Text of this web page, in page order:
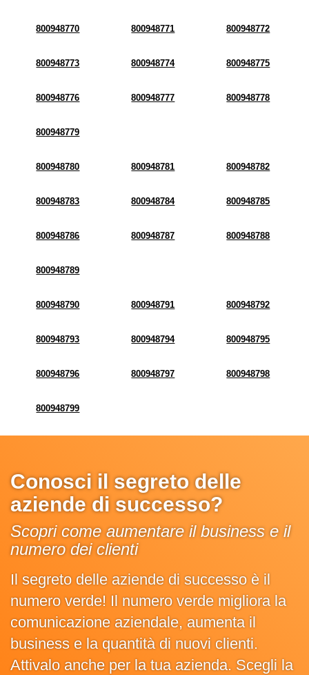
800948770 800948771 800948772
800948773 800948774 800948775
800948776 800948777 800948778
800948779
800948780 800948781 800948782
800948783 800948784 800948785
800948786 800948787 800948788
800948789
800948790 800948791 800948792
800948793 800948794 800948795
800948796 800948797 800948798
800948799
Conosci il segreto delle
aziende di successo?
Scopri come aumentare il business e il
numero dei clienti
Il segreto delle aziende di successo è il
numero verde! Il numero verde migliora la
comunicazione aziendale, aumenta il
business e la quantità di nuovi clienti.
Attivalo anche per la tua azienda. Scegli la